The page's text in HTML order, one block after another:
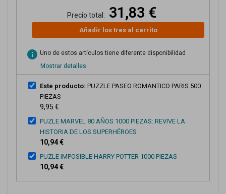
Precio total: 31,83 €
Añadir los tres al carrito
info Uno de estos artículos tiene diferente disponibilidad
Mostrar detalles
Este producto: PUZZLE PASEO ROMANTICO PARIS 500
PIEZAS
9,95 €
PUZLE MARVEL 80 AÑOS 1000 PIEZAS: REVIVE LA
HISTORIA DE LOS SUPERHÉROES
10,94 €
PUZLE IMPOSIBLE HARRY POTTER 1000 PIEZAS
10,94 €